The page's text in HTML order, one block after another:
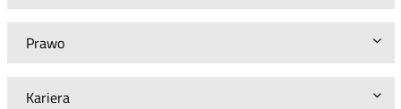
Prawo
Kariera